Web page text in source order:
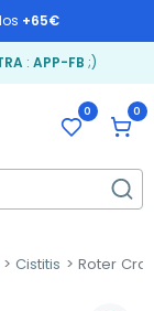
+65€
: APP-FB ;)
0 0
Cistitis Roter